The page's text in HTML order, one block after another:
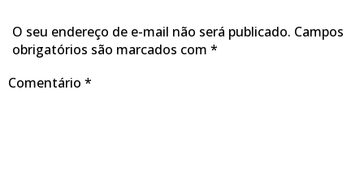
O seu endereço de e-mail não será publicado. Campos
obrigatórios são marcados com *
Comentário *